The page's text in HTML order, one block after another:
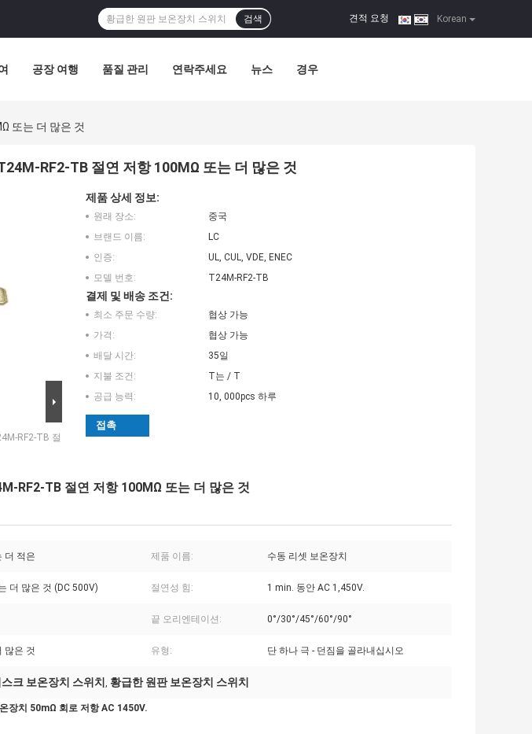
Korean
견적 요청 |
검색
공장 여행 품질 관리 연락주세요 뉴스 경우
또는 더 많은 것
RF2-TB 절연 저항 100MΩ 또는 더 많은 것
RF2-TB 절
제품 상세 정보:
원래 장소:
중국
브랜드 이름:
LC
인증:
UL, CUL, VDE, ENEC
모델 번호:
T24M-RF2-TB
결제 및 배송 조건:
최소 주문 수량:
협상 가능
가격:
협상 가능
배달 시간:
35일
지불 조건:
T는 / T
공급 능력:
10, 000pcs 하루
접촉
RF2-TB 절연 저항 100MΩ 또는 더 많은 것
더 적은 제품 이름: 수동 리셋 보온장치
더 많은 것 (DC 500V) 절연성 힘: 1 min. 동안 AC 1,450V.
끝 오리엔테이션: 0°/30°/45°/60°/90°
많은 것 유형: 단 하나 극 - 던짐을 골라내십시오
크 보온장치 스위치 , 황급한 원판 보온장치 스위치
장치 50mΩ 회로 저항 AC 1450V.